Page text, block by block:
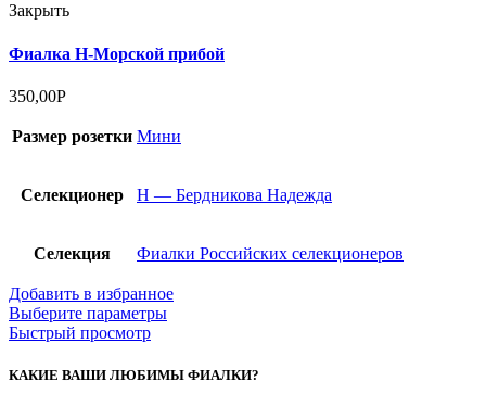
Закрыть
Фиалка Н-Морской прибой
350,00Р
Размер розетки Мини
Селекционер Н — Бердникова Надежда
Селекция Фиалки Российских селекционеров
Добавить в избранное
Выберите параметры
Быстрый просмотр
КАКИЕ ВАШИ ЛЮБИМЫ ФИАЛКИ?